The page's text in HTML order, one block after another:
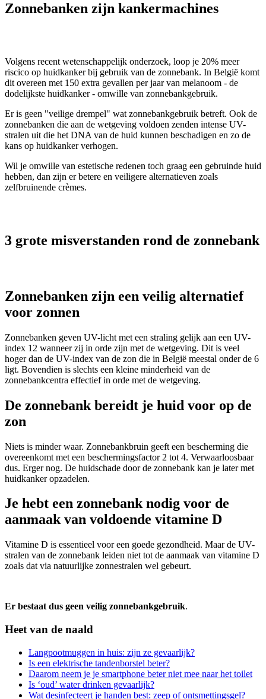
Zonnebanken zijn kankermachines
Volgens recent wetenschappelijk onderzoek, loop je 20% meer
riscico op huidkanker bij gebruik van de zonnebank. In België komt
dit overeen met 150 extra gevallen per jaar van melanoom - de
dodelijkste huidkanker - omwille van zonnebankgebruik.
Er is geen "veilige drempel" wat zonnebankgebruik betreft. Ook de
zonnebanken die aan de wetgeving voldoen zenden intense UV-
stralen uit die het DNA van de huid kunnen beschadigen en zo de
kans op huidkanker verhogen.
Wil je omwille van estetische redenen toch graag een gebruinde huid
hebben, dan zijn er betere en veiligere alternatieven zoals
zelfbruinende crèmes.
3 grote misverstanden rond de zonnebank
Zonnebanken zijn een veilig alternatief
voor zonnen
Zonnebanken geven UV-licht met een straling gelijk aan een UV-
index 12 wanneer zij in orde zijn met de wetgeving. Dit is veel
hoger dan de UV-index van de zon die in België meestal onder de 6
ligt. Bovendien is slechts een kleine minderheid van de
zonnebankcentra effectief in orde met de wetgeving.
De zonnebank bereidt je huid voor op de
zon
Niets is minder waar. Zonnebankbruin geeft een bescherming die
overeenkomt met een beschermingsfactor 2 tot 4. Verwaarloosbaar
dus. Erger nog. De huidschade door de zonnebank kan je later met
huidkanker opzadelen.
Je hebt een zonnebank nodig voor de
aanmaak van voldoende vitamine D
Vitamine D is essentieel voor een goede gezondheid. Maar de UV-
stralen van de zonnebank leiden niet tot de aanmaak van vitamine D
zoals dat via natuurlijke zonnestralen wel gebeurt.
Er bestaat dus geen veilig zonnebankgebruik.
Heet van de naald
Langpootmuggen in huis: zijn ze gevaarlijk?
Is een elektrische tandenborstel beter?
Daarom neem je je smartphone beter niet mee naar het toilet
Is ‘oud’ water drinken gevaarlijk?
Wat desinfecteert je handen best: zeep of ontsmettingsgel?